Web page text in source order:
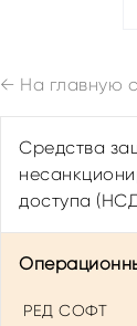
← На главную
Средства
доступа
ViPNet
РЕД СОФТ